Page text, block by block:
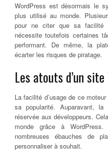
WordPress est désormais le
plus utilisé au monde.
pour ne citer que sa facilité
nécessite toutefois certaines
performant. De même, la
écarter les risques de piratage.
Les atouts d’un
La facilité d’usage de ce
sa popularité. Auparavant,
réservée aux développeurs.
monde grâce à
nombreuses ébauches de
personnaliser à souhait.